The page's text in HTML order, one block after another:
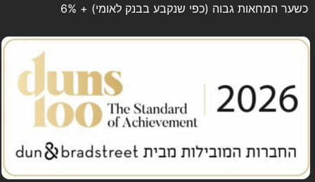
כשער המחאות גבוה (כפי שנקבע בבנק לאומי) + 6%